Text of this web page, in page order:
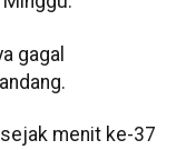
gagal
menit ke-37